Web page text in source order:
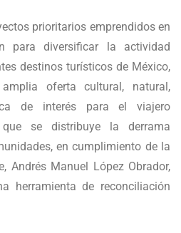
prioritarios emprendidos en
para diversificar la actividad
destinos turísticos de México,
oferta cultural, natural,
de interés para el viajero
se distribuye la derrama
en cumplimiento de la
Andrés Manuel López Obrador,
herramienta de reconciliación